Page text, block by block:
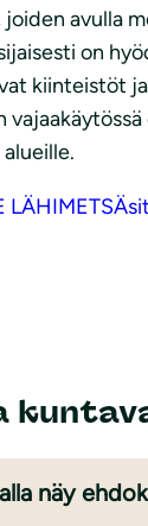
avulla
on
kiinteistöt
näy